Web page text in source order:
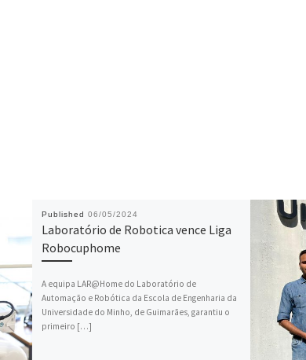
Published 06/05/2024
Laboratório de Robotica vence Liga
Robocuphome
A equipa LAR@Home do Laboratório de
Automação e Robótica da Escola de Engenharia da
Universidade do Minho, de Guimarães, garantiu o
primeiro […]